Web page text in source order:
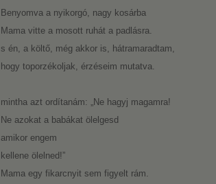
Benyomva a nyikorgó, nagy kosárba
Mama vitte a mosott ruhát a padlásra.
s én, a költő, még akkor is, hátramaradtam,
hogy toporzékoljak, érzéseim mutatva.
mintha azt ordítanám: „Ne hagyj magamra!
Ne azokat a babákat ölelgesd
amikor engem
kellene ölelned!”
Mama egy fikarcnyit sem figyelt rám.